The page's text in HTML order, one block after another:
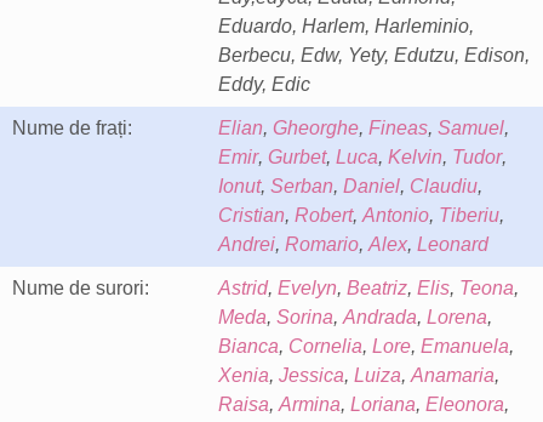
Eduardo, Harlem, Harleminio,
Berbecu, Edw, Yety, Edutzu, Edison,
Eddy, Edic
Nume de frați: Elian, Gheorghe, Fineas, Samuel,
Emir, Gurbet, Luca, Kelvin, Tudor,
Ionut, Serban, Daniel, Claudiu,
Cristian, Robert, Antonio, Tiberiu,
Andrei, Romario, Alex, Leonard
Nume de surori: Astrid, Evelyn, Beatriz, Elis, Teona,
Meda, Sorina, Andrada, Lorena,
Bianca, Cornelia, Lore, Emanuela,
Xenia, Jessica, Luiza, Anamaria,
Raisa, Armina, Loriana, Eleonora,